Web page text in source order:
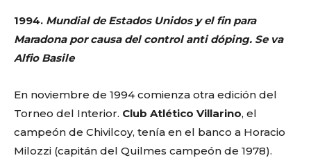
1994. Mundial de Estados Unidos y el fin para
Maradona por causa del control anti dóping. Se va
Alfio Basile
En noviembre de 1994 comienza otra edición del
Torneo del Interior. Club Atlético Villarino, el
campeón de Chivilcoy, tenía en el banco a Horacio
Milozzi (capitán del Quilmes campeón de 1978).